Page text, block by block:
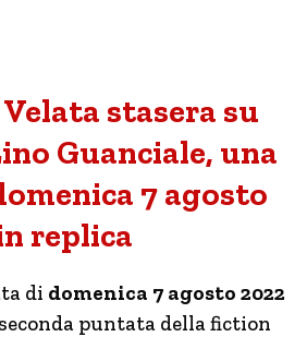
stasera su
Guanciale, una
7 agosto
replica
di domenica 7 agosto 2022
puntata della fiction